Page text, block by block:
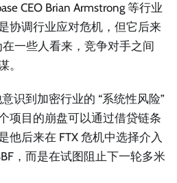
CEO Brian Armstrong 等行业
协调行业应对危机，但它后来
一些人看来，竞争对手之间
。
识到加密行业的 “系统性风险”
项目的崩盘可以通过借贷链条
他后来在 FTX 危机中选择介入
，而是在试图阻止下一轮多米